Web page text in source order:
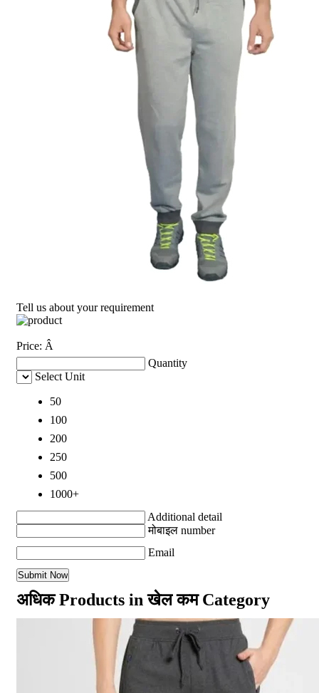
Tell us about your requirement
Price: Â
Quantity
Select Unit
50
100
200
250
500
1000+
Additional detail
मोबाइल number
Email
अधिक Products in खेल कम Category